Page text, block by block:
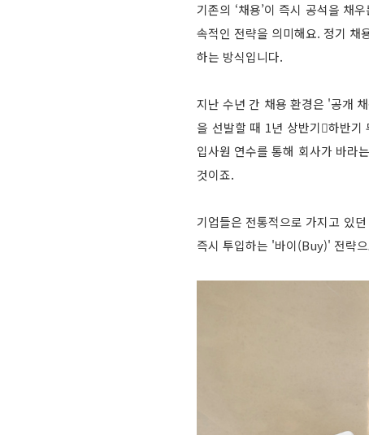
기존의 ‘채용’이 즉시 공석을 채
속적인 전략을 의미해요. 정기 채
하는 방식입니다.
지난 수년 간 채용 환경은 '공개
을 선발할 때 1년 상반기하반
입사원 연수를 통해 회사가 바라
것이죠.
기업들은 전통적으로 가지고 있
즉시 투입하는 '바이(Buy)' 전략